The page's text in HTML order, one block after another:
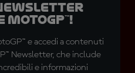
e accedi a contenuti
Newsletter, che include
e informazioni